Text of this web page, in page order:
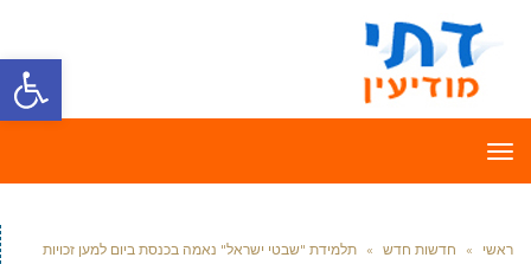
פתח
תפריט
ראשי » חדשות חדש » תלמידת "שבטי ישראל" נאמה בכנסת ביום למען זכויות